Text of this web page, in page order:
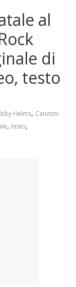
al
di
testo
Helms, Canzoni
,testo,